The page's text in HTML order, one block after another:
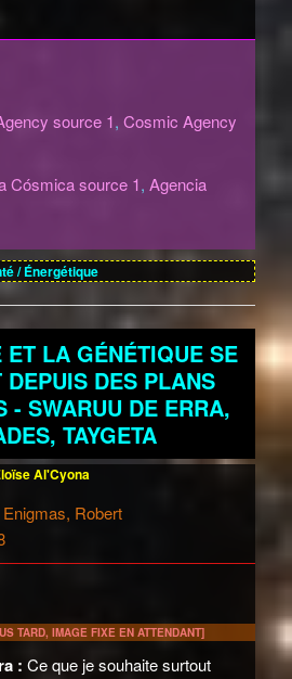
source 1,Cosmic Agency
Cósmica source 1,Agencia
/ Énergétique
LA GÉNÉTIQUE SE
DEPUIS DES PLANS
- SWARUU DE ERRA,
TAYGETA
Al'Cyona
Robert
TARD, IMAGE FIXE EN ATTENDANT]
: Ce que je souhaite surtout